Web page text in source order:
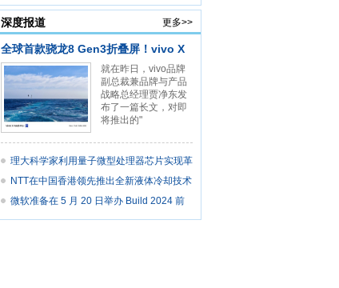
+ U
更多>>
深度报道
全球首款骁龙8 Gen3折叠屏！vivo X
就在昨日，vivo品牌
副总裁兼品牌与产品
战略总经理贾净东发
布了一篇长文，对即
将推出的"
理大科学家利用量子微型处理器芯片实现革
命 NTT在中国香港领先推出全新液体冷却技术
及 微软准备在 5 月 20 日举办 Build 2024 前